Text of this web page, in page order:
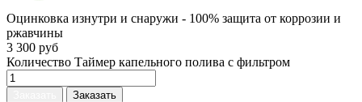
Оцинковка изнутри и снаружи - 100% защита от коррозии и
ржавчины
3 300 руб
Количество Таймер капельного полива с фильтром
Заказать